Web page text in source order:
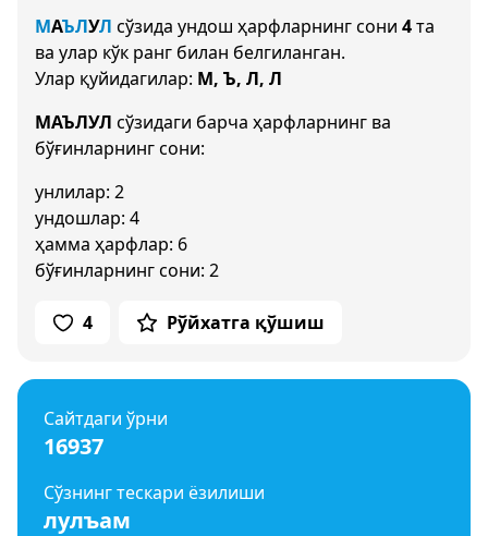
МАЪЛУЛ сўзида ундош ҳарфларнинг сони 4та
ва улар кўк ранг билан белгиланган.
Улар қуйидагилар: М, Ъ, Л, Л
МАЪЛУЛ сўзидаги барча ҳарфларнинг ва
бўғинларнинг сони:
унлилар: 2
ундошлар: 4
ҳамма ҳарфлар: 6
бўғинларнинг сони: 2
4 Рўйхатга қўшиш
Сайтдаги ўрни
16937
Сўзнинг тескари ёзилиши
лулъам